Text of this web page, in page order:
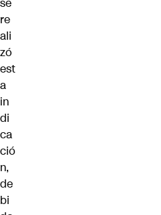
re
ali
zó
est
a
in
di
ca
ció
n,
de
bi